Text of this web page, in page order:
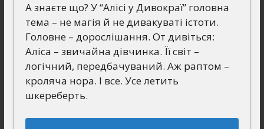
А знаєте що? У “Алісі у Дивокраї” головна
тема – не магія й не дивакуваті істоти.
Головне – дорослішання. От дивіться:
Аліса – звичайна дівчинка. Її світ –
логічний, передбачуваний. Аж раптом –
кроляча нора. І все. Усе летить
шкереберть.